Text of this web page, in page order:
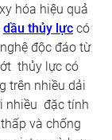
hóa hiệu quả
dầu thủy lực có
độc đáo từ
thủy lực có
trên nhiều dải
nhiều đặc tính
và chống